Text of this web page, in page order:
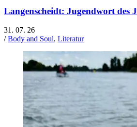
Langenscheidt: Jugendwort des
31. 07. 26
/Body and Soul, Literatur